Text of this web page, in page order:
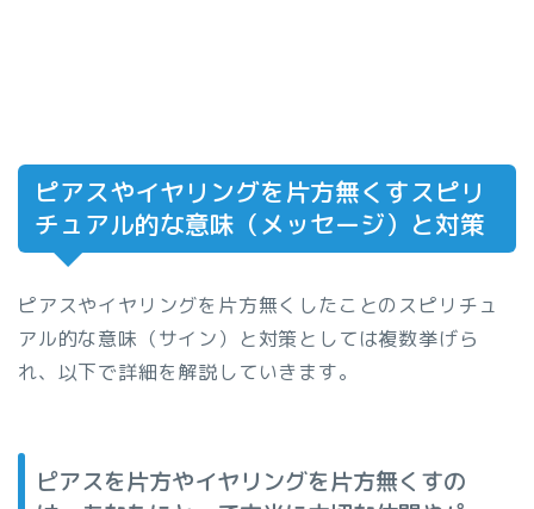
ピアスやイヤリングを片方無くすスピリ
チュアル的な意味（メッセージ）と対策
ピアスやイヤリングを片方無くしたことのスピリチュ
アル的な意味（サイン）と対策としては複数挙げら
れ、以下で詳細を解説していきます。
ピアスを片方やイヤリングを片方無くすの